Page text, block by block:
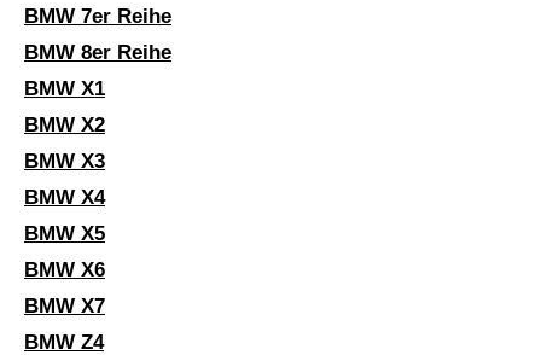
BMW 7er Reihe
BMW 8er Reihe
BMW X1
BMW X2
BMW X3
BMW X4
BMW X5
BMW X6
BMW X7
BMW Z4